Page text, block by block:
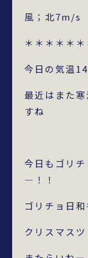
風；北7m/s
＊＊＊＊＊
今日の気温
最近はまた
すね
今日もゴリ
―！！
ゴリチョ日
クリスマス